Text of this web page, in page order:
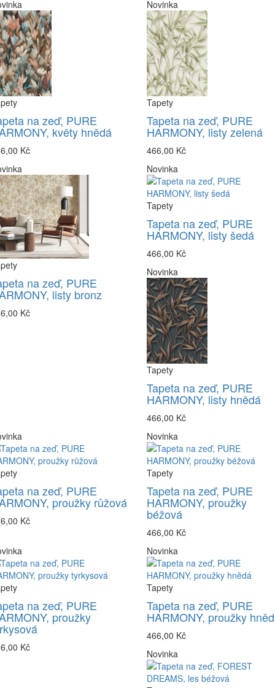
na zeď, PURE
květy hnědá
Kč
Novinka
Tapety
Tapeta na zeď, PURE
HARMONY, listy zelená
466,00 Kč
na zeď, PURE
listy bronz
Kč
Novinka
Tapety
Tapeta na zeď, PURE
HARMONY, listy šedá
466,00 Kč
Novinka
Tapety
Tapeta na zeď, PURE
HARMONY, listy hnědá
466,00 Kč
na zeď, PURE
proužky růžová
Kč
Novinka
Tapety
Tapeta na zeď, PURE
HARMONY, proužky
béžová
466,00 Kč
na zeď, PURE
proužky
Kč
Novinka
Tapety
Tapeta na zeď, PURE
HARMONY, proužky
466,00 Kč
Novinka